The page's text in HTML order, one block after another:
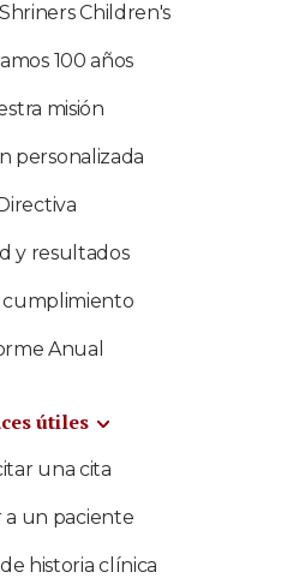
Children's
100 años
misión
personalizada
Directiva
y resultados
cumplimiento
Anual
útiles
una cita
a un paciente
historia clínica